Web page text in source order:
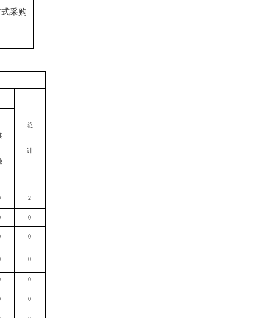
采购
总
计
2
0
0
0
0
0